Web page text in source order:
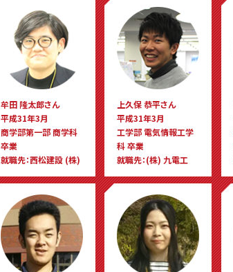
牟田 隆太郎さん
平成31年3月
商学部第一部 商学科
卒業
就職先：西松建設 (株)
上久保 恭平さん
平成31年3月
工学部 電気情報工学
科 卒業
就職先：(株) 九電工